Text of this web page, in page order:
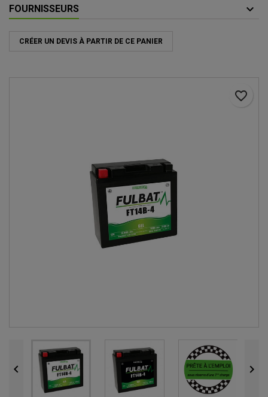
FOURNISSEURS
CRÉER UN DEVIS À PARTIR DE CE PANIER
favorite_border
 